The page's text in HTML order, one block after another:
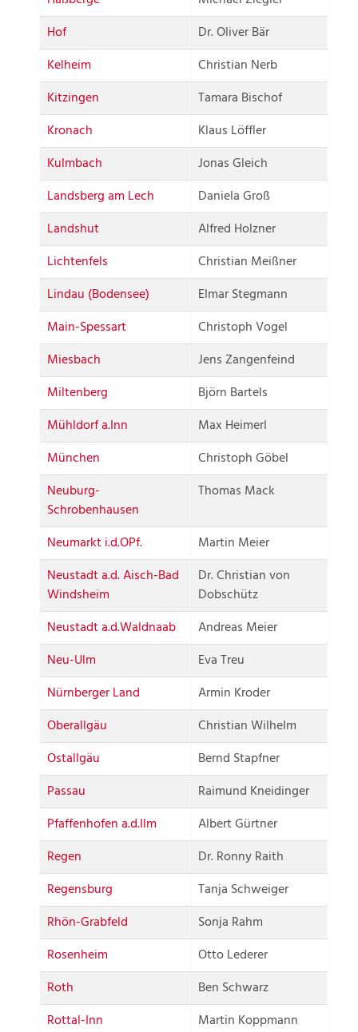
Hof
Dr. Oliver Bär
Kelheim
Christian Nerb
Kitzingen
Tamara Bischof
Kronach
Klaus Löffler
Kulmbach
Jonas Gleich
Landsberg am Lech
Daniela Groß
Landshut
Alfred Holzner
Lichtenfels
Christian Meißner
Lindau (Bodensee)
Elmar Stegmann
Main-Spessart
Christoph Vogel
Miesbach
Jens Zangenfeind
Miltenberg
Björn Bartels
Mühldorf a.Inn
Max Heimerl
München
Christoph Göbel
Neuburg-
Schrobenhausen
Thomas Mack
Neumarkt i.d.OPf.
Martin Meier
Neustadt a.d. Aisch-Bad
Windsheim
Dr. Christian von
Dobschütz
Neustadt a.d.Waldnaab
Andreas Meier
Neu-Ulm
Eva Treu
Nürnberger Land
Armin Kroder
Oberallgäu
Christian Wilhelm
Ostallgäu
Bernd Stapfner
Passau
Raimund Kneidinger
Pfaffenhofen a.d.Ilm
Albert Gürtner
Regen
Dr. Ronny Raith
Regensburg
Tanja Schweiger
Rhön-Grabfeld
Sonja Rahm
Rosenheim
Otto Lederer
Roth
Ben Schwarz
Rottal-Inn
Martin Koppmann